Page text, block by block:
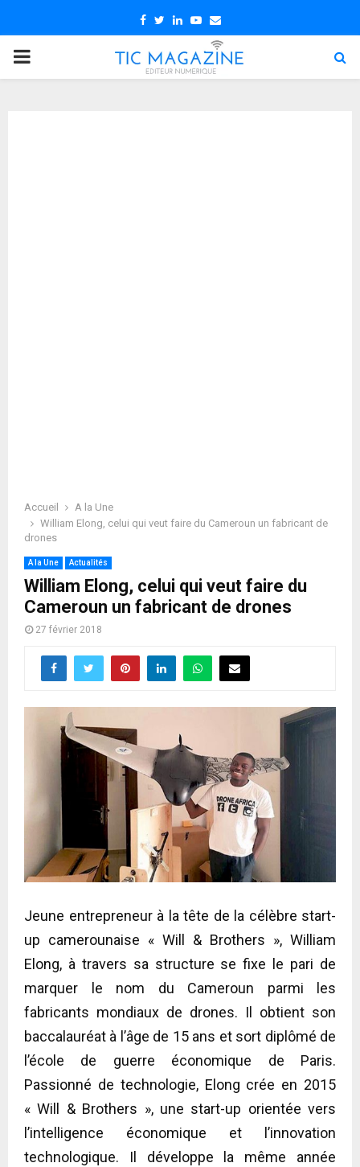
Facebook
TwitterLinkedin
Youtube
Email
PRIMARY
Accueil
A la Une
William Elong, celui qui veut faire du Cameroun un fabricant de
drones
A la Une Actualités
William Elong, celui qui veut faire du
Cameroun un fabricant de drones
27 février 2018
Jeune entrepreneur à la tête de la célèbre start-
up camerounaise « Will & Brothers », William
Elong, à travers sa structure se fixe le pari de
marquer le nom du Cameroun parmi les
fabricants mondiaux de drones. Il obtient son
baccalauréat à l’âge de 15 ans et sort diplômé de
l’école de guerre économique de Paris.
Passionné de technologie, Elong crée en 2015
« Will & Brothers », une start-up orientée vers
l’intelligence économique et l’innovation
technologique. Il développe la même année